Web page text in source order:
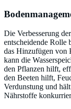
Die Verbesserung
entscheidende Rolle
das Hinzufügen von
kann die
den Pflanzen hilft,
den Beeten hilft,
Verdunstung und
Nährstoffe